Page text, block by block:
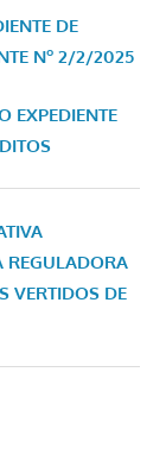
DE
Nº 2/2/2025
EXPEDIENTE
REGULADORA
VERTIDOS DE